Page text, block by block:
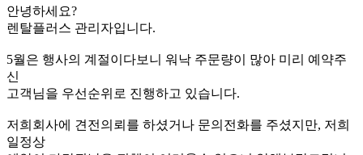
안녕하세요?
렌탈플러스 관리자입니다.
5월은 행사의 계절이다보니 워낙 주문량이 많아 미리 예약주
신
고객님을 우선순위로 진행하고 있습니다.
저희회사에 견전의뢰를 하셨거나 문의전화를 주셨지만, 저희
일정상